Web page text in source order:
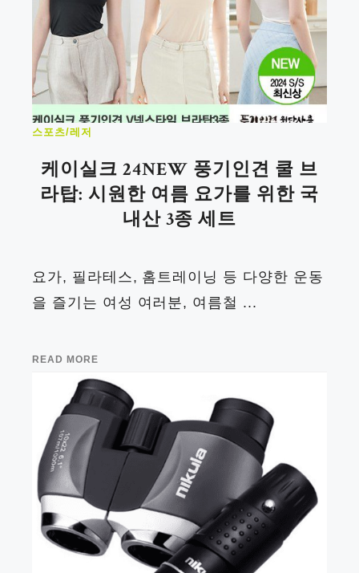
스포츠/레저
케이실크 24NEW 풍기인견 쿨 브
라탑: 시원한 여름 요가를 위한 국
내산 3종 세트
요가, 필라테스, 홈트레이닝 등 다양한 운동
을 즐기는 여성 여러분, 여름철 ...
READ MORE